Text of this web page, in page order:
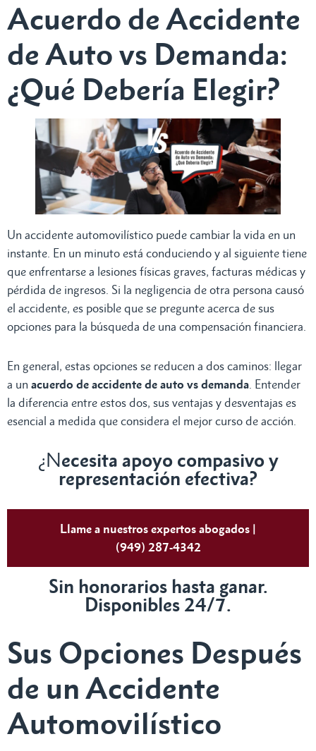
Acuerdo de Accidente
de Auto vs Demanda:
¿Qué Debería Elegir?
Un accidente automovilístico puede cambiar la vida en un
instante. En un minuto está conduciendo y al siguiente tiene
que enfrentarse a lesiones físicas graves, facturas médicas y
pérdida de ingresos. Si la negligencia de otra persona causó
el accidente, es posible que se pregunte acerca de sus
opciones para la búsqueda de una compensación financiera.
En general, estas opciones se reducen a dos caminos: llegar
a un acuerdo de accidente de auto vs demanda . Entender
la diferencia entre estos dos, sus ventajas y desventajas es
esencial a medida que considera el mejor curso de acción.
¿Necesita apoyo compasivo y
representación efectiva?
Llame a nuestros expertos abogados |
(949) 287-4342
Sin honorarios hasta ganar.
Disponibles 24/7.
Sus Opciones Después
de un Accidente
Automovilístico